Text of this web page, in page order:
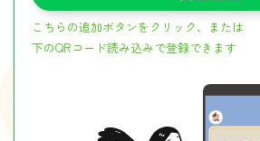
こちらの追加ボタンをクリック、または
下のQRコード読み込みで登録できます